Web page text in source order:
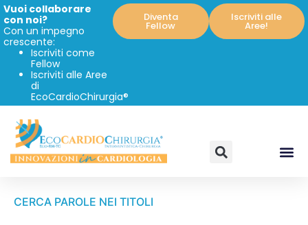
Vuoi collaborare
con noi?
Con un impegno
crescente:
Iscriviti come
Fellow
Iscriviti alle Aree
di
EcoCardioChirurgia®
Diventa
Fellow
Iscriviti alle
Aree!
CERCA PAROLE NEI TITOLI